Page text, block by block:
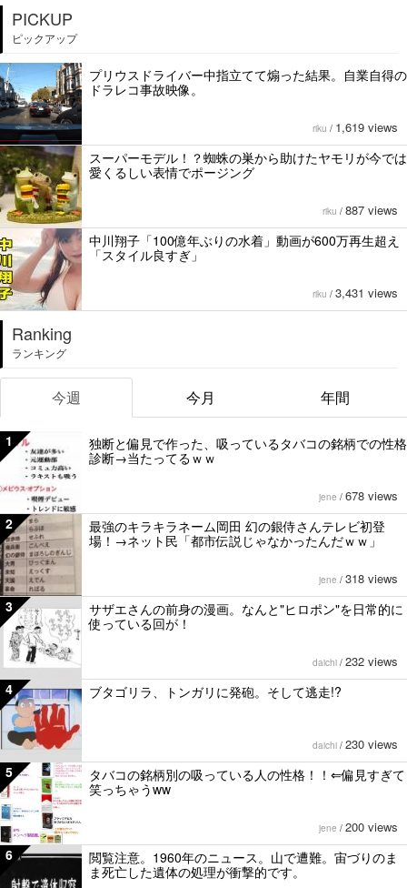
PICKUP
ピックアップ
プリウスドライバー中指立てて煽った結果。自業自得の
ドラレコ事故映像。
riku / 1,619 views
スーパーモデル！？蜘蛛の巣から助けたヤモリが今では
愛くるしい表情でポージング
riku / 887 views
中川翔子「100億年ぶりの水着」動画が600万再生超え
「スタイル良すぎ」
riku / 3,431 views
Ranking
ランキング
今週 今月 年間
1
独断と偏見で作った、吸っているタバコの銘柄での性格
診断→当たってるｗｗ
jene / 678 views
2
最強のキラキラネーム岡田 幻の銀侍さんテレビ初登
場！→ネット民「都市伝説じゃなかったんだｗｗ」
jene / 318 views
3
サザエさんの前身の漫画。なんと"ヒロポン"を日常的に
使っている回が！
daichi / 232 views
4 ブタゴリラ、トンガリに発砲。そして逃走!?
daichi / 230 views
5
タバコの銘柄別の吸っている人の性格！！⇐偏見すぎて
笑っちゃうww
jene / 200 views
6
閲覧注意。1960年のニュース。山で遭難。宙づりのま
ま死亡した遺体の処理が衝撃的です。